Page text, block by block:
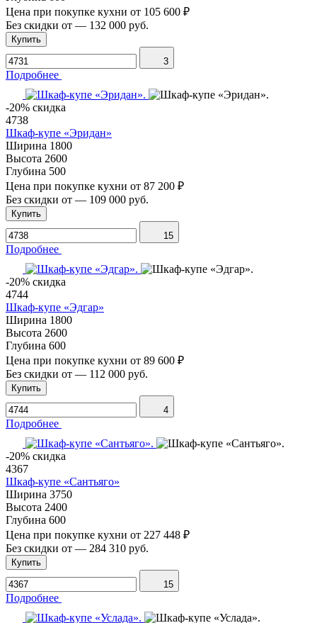
Цена при покупке кухни от 105 600 ₽
Без скидки от — 132 000 руб.
Купить
3
Подробнее
-20% скидка
4738
Шкаф-купе «Эридан»
Ширина 1800
Высота 2600
Глубина 500
Цена при покупке кухни от 87 200 ₽
Без скидки от — 109 000 руб.
Купить
15
Подробнее
-20% скидка
4744
Шкаф-купе «Эдгар»
Ширина 1800
Высота 2600
Глубина 600
Цена при покупке кухни от 89 600 ₽
Без скидки от — 112 000 руб.
Купить
4
Подробнее
-20% скидка
4367
Шкаф-купе «Сантьяго»
Ширина 3750
Высота 2400
Глубина 600
Цена при покупке кухни от 227 448 ₽
Без скидки от — 284 310 руб.
Купить
15
Подробнее